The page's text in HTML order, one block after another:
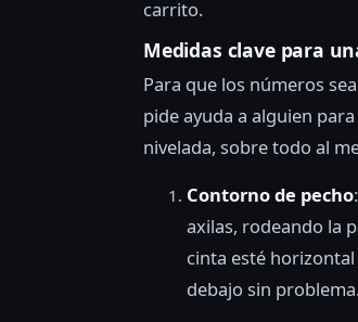
carrito.
Medidas clave para
Para que los números
pide ayuda a alguien
nivelada, sobre todo al
Contorno de pecho
axilas, rodeando la
cinta esté
debajo sin